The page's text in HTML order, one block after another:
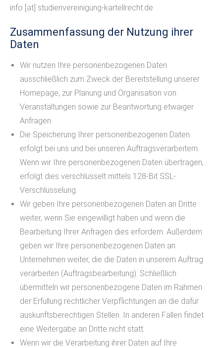
info [at] studienvereinigung-kartellrecht.de
Zusammenfassung der Nutzung ihrer
Daten
Wir nutzen Ihre personenbezogenen Daten
ausschließlich zum Zweck der Bereitstellung unserer
Homepage, zur Planung und Organisation von
Veranstaltungen sowie zur Beantwortung etwaiger
Anfragen.
Die Speicherung Ihrer personenbezogenen Daten
erfolgt bei uns und bei unseren Auftragsverarbeitern.
Wenn wir Ihre personenbezogenen Daten übertragen,
erfolgt dies verschlüsselt mittels 128-Bit SSL-
Verschlüsselung.
Wir geben Ihre personenbezogenen Daten an Dritte
weiter, wenn Sie eingewilligt haben und wenn die
Bearbeitung Ihrer Anfragen dies erfordern. Außerdem
geben wir Ihre personenbezogenen Daten an
Unternehmen weiter, die die Daten in unserem Auftrag
verarbeiten (Auftragsbearbeitung). Schließlich
übermitteln wir personenbezogene Daten im Rahmen
der Erfüllung rechtlicher Verpflichtungen an die dafür
auskunftsberechtigen Stellen. In anderen Fällen findet
eine Weitergabe an Dritte nicht statt.
Wenn wir die Verarbeitung ihrer Daten auf Ihre